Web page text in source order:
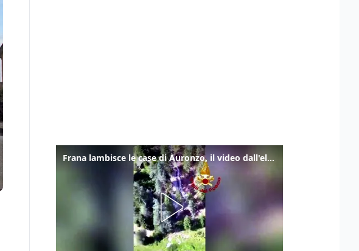
Frana lambisce le case di Auronzo, il video dall'elicottero dei vigili del fuoco